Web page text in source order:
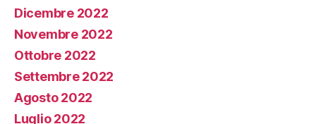
Dicembre 2022
Novembre 2022
Ottobre 2022
Settembre 2022
Agosto 2022
Luglio 2022